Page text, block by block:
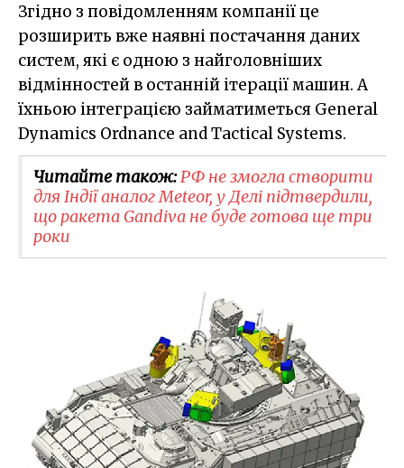
Згідно з повідомленням компанії це
розширить вже наявні постачання даних
систем, які є одною з найголовніших
відмінностей в останній ітерації машин. А
їхньою інтеграцією займатиметься General
Dynamics Ordnance and Tactical Systems.
Читайте також:РФ не змогла створити
для Індії аналог Meteor, у Делі підтвердили,
що ракета Gandiva не буде готова ще три
роки